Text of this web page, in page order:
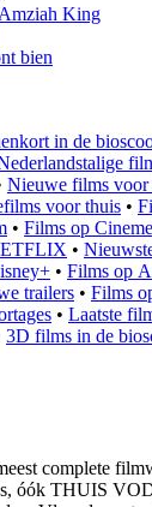
King
bien
in de
Nieuwe films voor
voor thuis •
• Films op
•
• Films op
trailers • Films
• Laatste
3D films in de
complete
óók THUIS